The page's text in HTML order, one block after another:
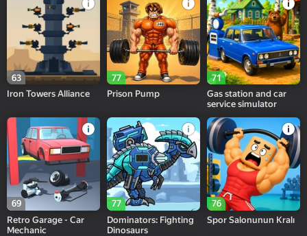
63
Iron Towers Alliance
77
Prison Pump
71
Gas station and car
service simulator
69
Retro Garage - Car
Mechanic
77
Dominators: Fighting
Dinosaurs
76
Spor Salonunun Kralı